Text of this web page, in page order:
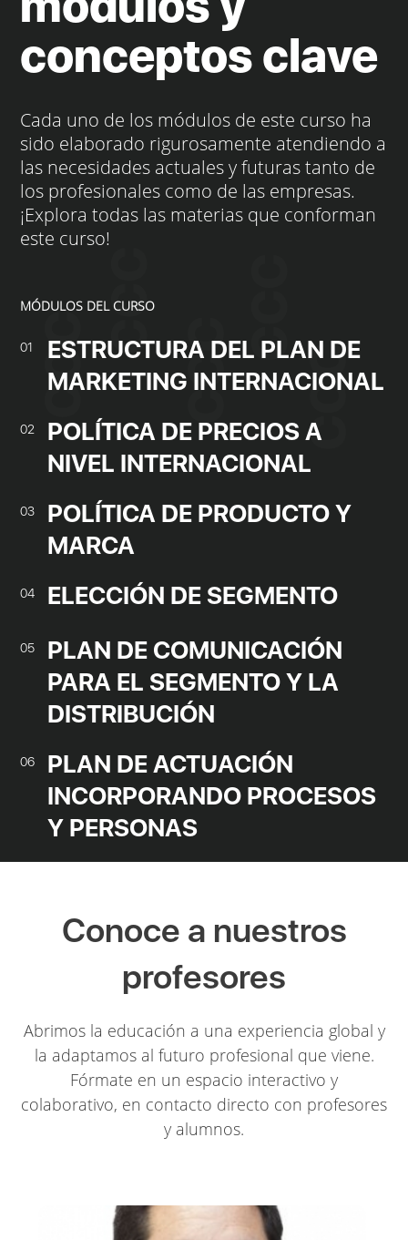
conceptos clave
Cada uno de los módulos de este curso ha
sido elaborado rigurosamente atendiendo a
las necesidades actuales y futuras tanto de
los profesionales como de las empresas.
¡Explora todas las materias que conforman
este curso!
MÓDULOS DEL CURSO
01
ESTRUCTURA DEL PLAN DE
MARKETING INTERNACIONAL
02
POLÍTICA DE PRECIOS A
NIVEL INTERNACIONAL
03
POLÍTICA DE PRODUCTO Y
MARCA
04 ELECCIÓN DE SEGMENTO
05
PLAN DE COMUNICACIÓN
PARA EL SEGMENTO Y LA
DISTRIBUCIÓN
06
PLAN DE ACTUACIÓN
INCORPORANDO PROCESOS
Y PERSONAS
Conoce a nuestros
profesores
Abrimos la educación a una experiencia global y
la adaptamos al futuro profesional que viene.
Fórmate en un espacio interactivo y
colaborativo, en contacto directo con profesores
y alumnos.